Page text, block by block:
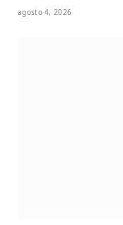
agosto 4, 2026